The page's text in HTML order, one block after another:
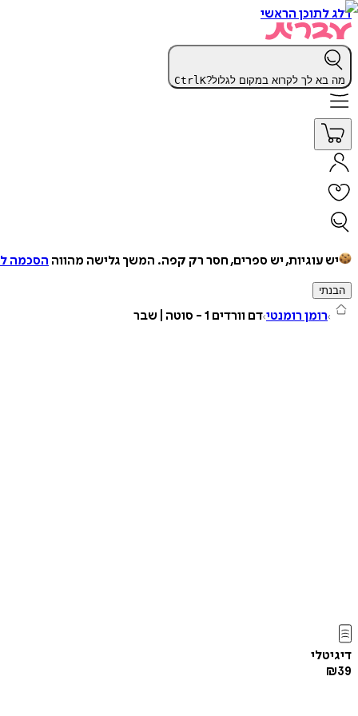
דלג לתוכן הראשי
מה בא לך לקרוא במקום לגלול? CtrlK
יש עוגיות, יש ספרים, חסר רק קפה. המשך גלישה מהווה הסכמה
הבנתי
רומן רומנטי דם וורדים 1 - סוטה | שבר
דיגיטלי
₪39